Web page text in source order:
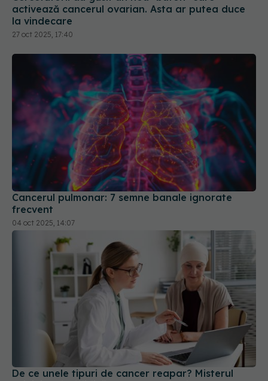
27 oct 2025, 17:40
Cancerul pulmonar: 7 semne banale ignorate
frecvent
04 oct 2025, 14:07
De ce unele tipuri de cancer reapar? Misterul
celulelor „invizibile” care supraviețuiesc
tratamentului